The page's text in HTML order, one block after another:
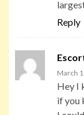
Reply
March
Hey I
if you